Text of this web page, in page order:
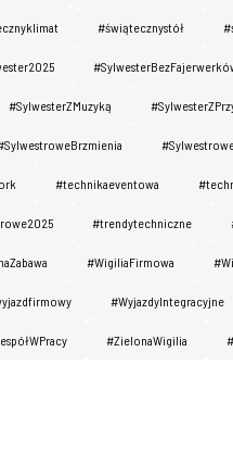
#świątecznystół
#SylwesterZMuzyką
#technikaeventowa
#trendytechniczne
#WigiliaFirmowa
#WyjazdyIntegracyjne
#ZielonaWigilia